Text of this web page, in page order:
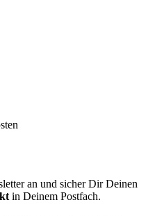
an und sicher Dir Deinen
in Deinem Postfach.